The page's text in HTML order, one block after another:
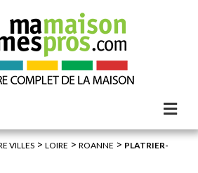
VILLES >LOIRE >ROANNE > PLATRIER-